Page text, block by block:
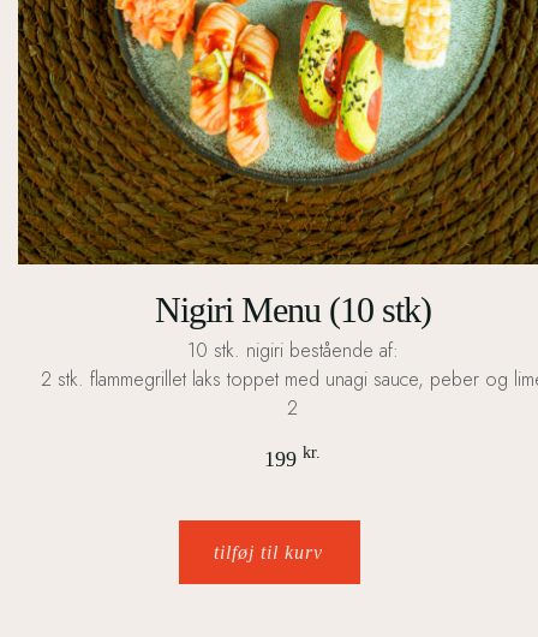
Nigiri Menu (10 stk)
10 stk. nigiri bestående af:
2 stk. flammegrillet laks toppet med unagi sauce, peber og
2
199kr.
tilføj til kurv